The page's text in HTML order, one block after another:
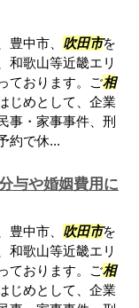
豊中市、 吹田市を
和歌山等近畿エリ
ております。ご相
じめとして、企業
事・家事事件、刑
約で休...
与や婚姻費用に
豊中市、 吹田市を
和歌山等近畿エリ
ております。ご相
じめとして、企業